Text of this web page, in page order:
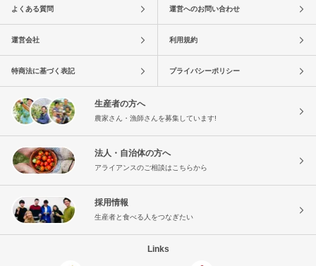
よくある質問 運営へのお問い合わせ
運営会社 利用規約
特商法に基づく表記 プライバシーポリシー
生産者の方へ
農家さん・漁師さんを募集しています!
法人・自治体の方へ
アライアンスのご相談はこちらから
採用情報
生産者と食べる人をつなぎたい
Links